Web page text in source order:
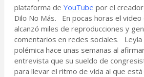
plataforma de YouTube por el
Dilo No Más. En pocas horas el video
alcanzó miles de reproducciones y
comentarios en redes sociales. Leyla
polémica hace unas semanas al
entrevista que su sueldo de
para llevar el ritmo de vida al que